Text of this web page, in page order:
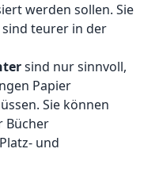
werden sollen. Sie
teurer in der
sind nur sinnvoll,
Papier
Sie können
Bücher
und